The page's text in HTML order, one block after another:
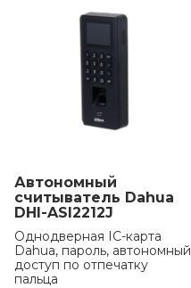
Автономный
считыватель Dahua
DHI-ASI2212J
Однодверная IC-карта
Dahua, пароль, автономный
доступ по отпечатку
пальца